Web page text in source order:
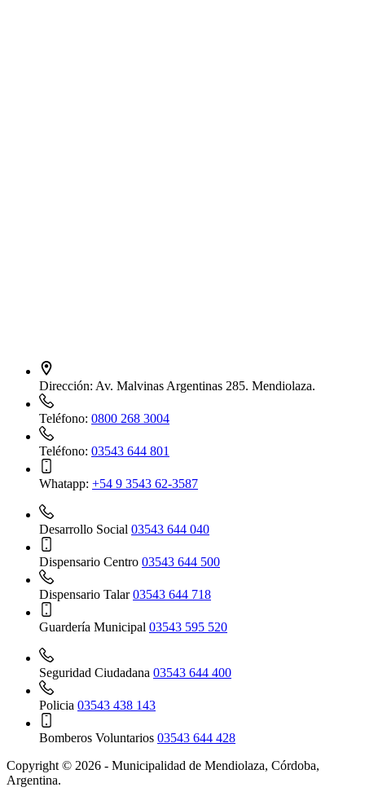
Dirección: Av. Malvinas Argentinas 285. Mendiolaza.
Teléfono: 0800 268 3004
Teléfono: 03543 644 801
Whatapp: +54 9 3543 62-3587
Desarrollo Social 03543 644 040
Dispensario Centro 03543 644 500
Dispensario Talar03543 644 718
Guardería Municipal 03543 595 520
Seguridad Ciudadana 03543 644 400
Policia 03543 438 143
Bomberos Voluntarios 03543 644 428
Copyright © 2026 - Municipalidad de Mendiolaza, Córdoba,
Argentina.